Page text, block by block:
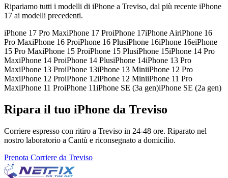
Ripariamo tutti i modelli di iPhone a Treviso, dal più recente iPhone
17 ai modelli precedenti.
iPhone 17 Pro MaxiPhone 17 ProiPhone 17iPhone AiriPhone 16
Pro MaxiPhone 16 ProiPhone 16 PlusiPhone 16iPhone 16eiPhone
15 Pro MaxiPhone 15 ProiPhone 15 PlusiPhone 15iPhone 14 Pro
MaxiPhone 14 ProiPhone 14 PlusiPhone 14iPhone 13 Pro
MaxiPhone 13 ProiPhone 13iPhone 13 MiniiPhone 12 Pro
MaxiPhone 12 ProiPhone 12iPhone 12 MiniiPhone 11 Pro
MaxiPhone 11 ProiPhone 11iPhone SE (3a gen)iPhone SE (2a gen)
Ripara il tuo iPhone da Treviso
Corriere espresso con ritiro a Treviso in 24-48 ore. Riparato nel
nostro laboratorio a Cantù e riconsegnato a domicilio.
Prenota Corriere da Treviso